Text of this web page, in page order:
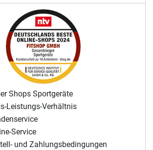
Shops Sportgeräte
Leistungs-Verhältnis
Service
und Zahlungsbedingungen